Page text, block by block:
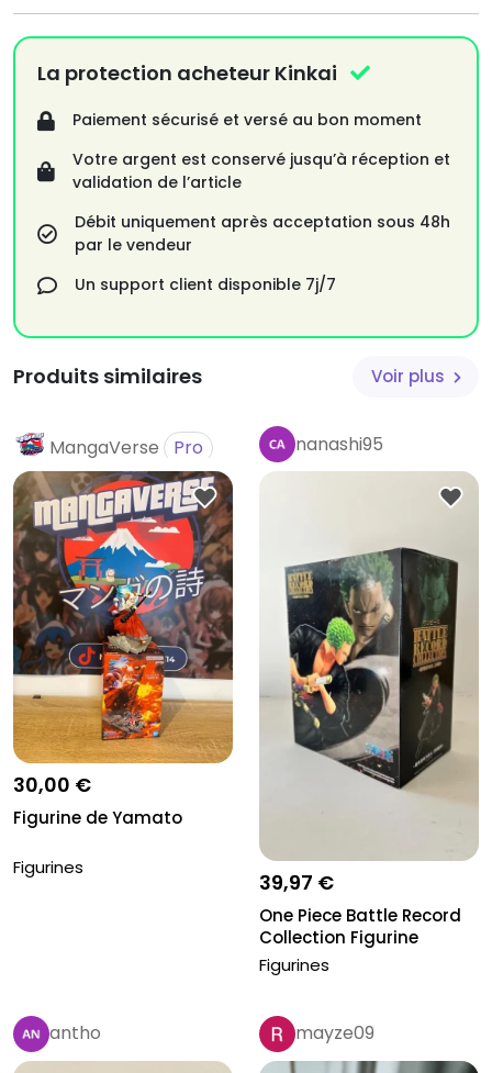
La protection acheteur Kinkai
Paiement sécurisé et versé au bon moment
Votre argent est conservé jusqu’à réception et
validation de l’article
Débit uniquement après acceptation sous 48h
par le vendeur
Un support client disponible 7j/7
Produits similaires Voir plus
MangaVerse Pro
30,00 €
Figurine de Yamato
Figurines
nanashi95
39,97 €
One Piece Battle Record
Collection Figurine
Rorono...
Figurines
antho mayze09